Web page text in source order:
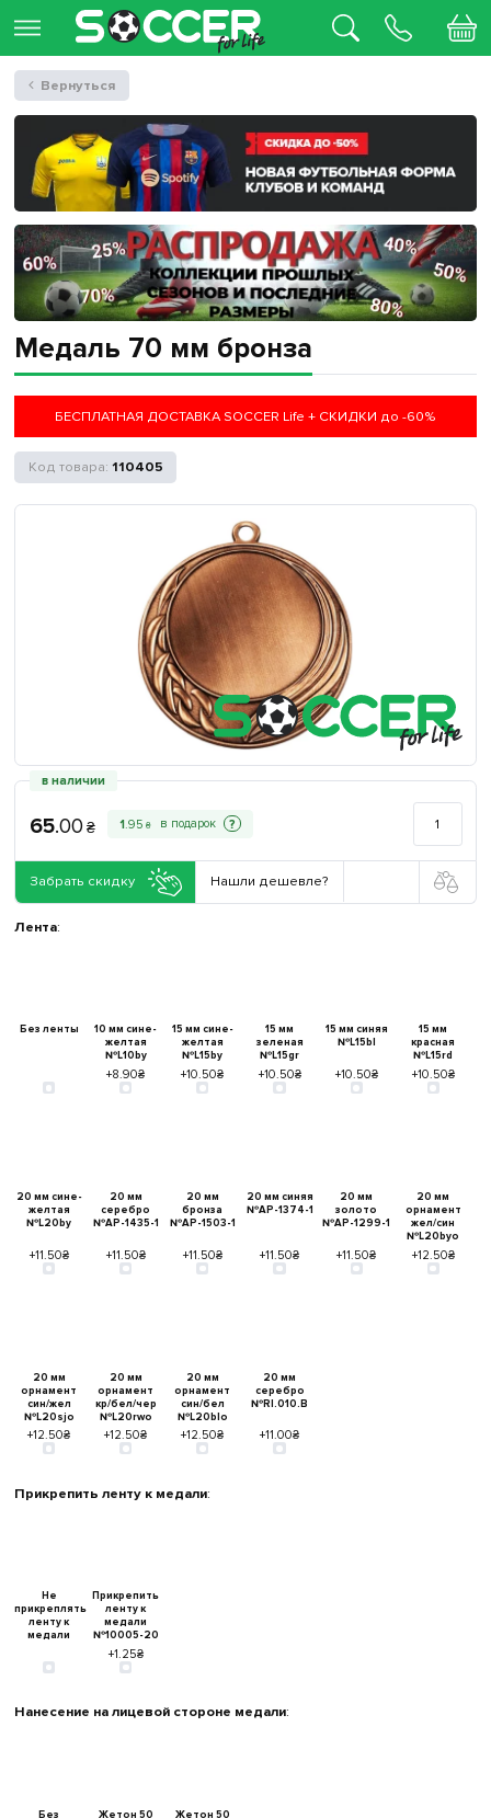
Медаль 70 мм бронза
БЕСПЛАТНАЯ ДОСТАВКА SOCCER Life + СКИДКИ до -60%
110405
в наличии
65.00 ₴ 1.95 ₴ ?
Забрать скидку Нашли дешевле?
Лента:
Без ленты
10 мм сине-
желтая
№L10by
+8.90₴
15 мм сине-
желтая
№L15by
+10.50₴
15 мм
зеленая
№L15gr
+10.50₴
15 мм синяя
№L15bl
+10.50₴
15 мм
красная
№L15rd
+10.50₴
20 мм сине-
желтая
№L20by
+11.50₴
20 мм
серебро
№AP-1435-1
+11.50₴
20 мм
бронза
№AP-1503-1
+11.50₴
20 мм синяя
№AP-1374-1
+11.50₴
20 мм
золото
№AP-1299-1
+11.50₴
20 мм
орнамент
жел/син
№L20byo
+12.50₴
20 мм
орнамент
син/жел
№L20sjo
+12.50₴
20 мм
орнамент
кр/бел/чер
№L20rwo
+12.50₴
20 мм
орнамент
син/бел
№L20blo
+12.50₴
20 мм
серебро
№RI.010.B
+11.00₴
Прикрепить ленту к медали:
Не
прикреплять
ленту к
медали
Прикрепить
ленту к
медали
№10005-20
+1.25₴
Нанесение на лицевой стороне медали:
Без
Жетон 50
Жетон 50
Вернуться